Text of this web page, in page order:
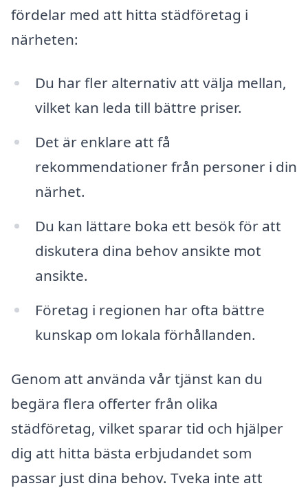
fördelar med att hitta städföretag i
närheten:
Du har fler alternativ att välja mellan,
vilket kan leda till bättre priser.
Det är enklare att få
rekommendationer från personer i din
närhet.
Du kan lättare boka ett besök för att
diskutera dina behov ansikte mot
ansikte.
Företag i regionen har ofta bättre
kunskap om lokala förhållanden.
Genom att använda vår tjänst kan du
begära flera offerter från olika
städföretag, vilket sparar tid och hjälper
dig att hitta bästa erbjudandet som
passar just dina behov. Tveka inte att